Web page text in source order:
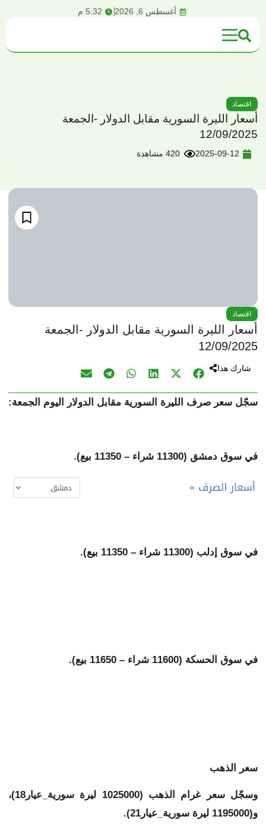
أغسطس 6, 2026 5:32 م
اقتصاد
أسعار الليرة السورية مقابل الدولار -الجمعة
12/09/2025
2025-09-12 420 مشاهدة
اقتصاد
أسعار الليرة السورية مقابل الدولار -الجمعة
12/09/2025
شارك هذا
سجّل سعر صرف الليرة السورية مقابل الدولار اليوم الجمعة:
في سوق دمشق (11300 شراء – 11350 بيع).
في سوق إدلب (11300 شراء – 11350 بيع).
في سوق الحسكة (11600 شراء – 11650 بيع).
سعر الذهب
وسجّل سعر غرام الذهب (1025000 ليرة سورية_عيار18)،
و(1195000 ليرة سورية_عيار21).